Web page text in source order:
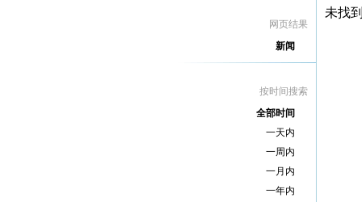
网页结果
新闻
按时间搜索
全部时间
一天内
一周内
一月内
一年内
未找